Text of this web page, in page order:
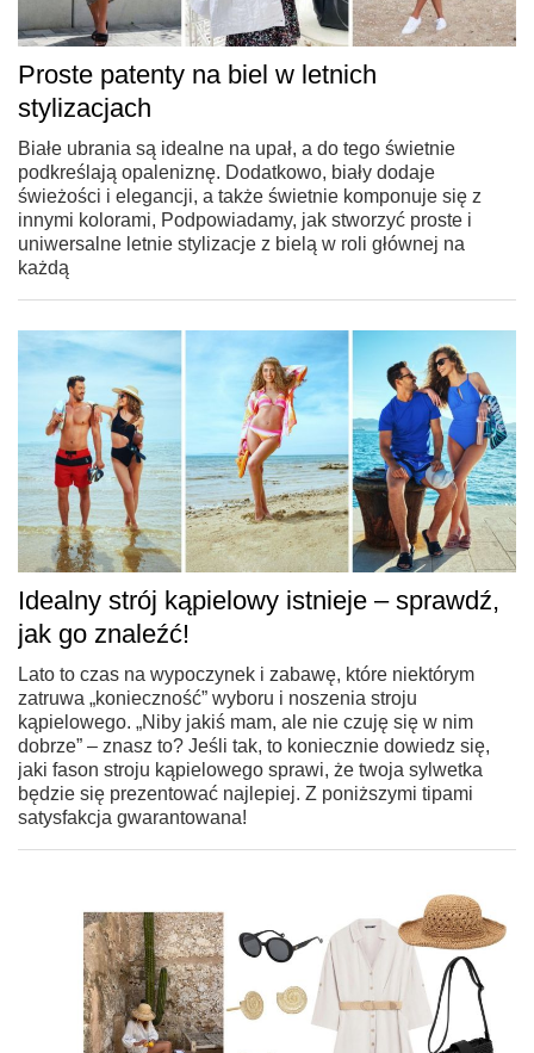
Proste patenty na biel w letnich
stylizacjach
Białe ubrania są idealne na upał, a do tego świetnie
podkreślają opaleniznę. Dodatkowo, biały dodaje
świeżości i elegancji, a także świetnie komponuje się z
innymi kolorami, Podpowiadamy, jak stworzyć proste i
uniwersalne letnie stylizacje z bielą w roli głównej na
każdą
Idealny strój kąpielowy istnieje – sprawdź,
jak go znaleźć!
Lato to czas na wypoczynek i zabawę, które niektórym
zatruwa „konieczność” wyboru i noszenia stroju
kąpielowego. „Niby jakiś mam, ale nie czuję się w nim
dobrze” – znasz to? Jeśli tak, to koniecznie dowiedz się,
jaki fason stroju kąpielowego sprawi, że twoja sylwetka
będzie się prezentować najlepiej. Z poniższymi tipami
satysfakcja gwarantowana!